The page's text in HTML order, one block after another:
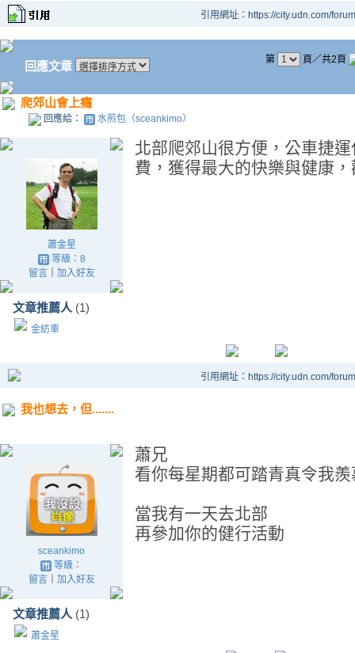
引用網址：https://city.udn.com/
回應文章 第 頁／共2頁
爬郊山會上癮
回應給： 水煎包（sceankimo）
蕭金星
等級：8
留言｜ 加入好友
文章推薦人 (1)
金紡車
北部爬郊山很方便，公車捷
費，獲得最大的快樂與健康
引用網址：https://city.udn.com/
我也想去，但.......
sceankimo
等級：
留言｜ 加入好友
文章推薦人 (1)
蕭金星
蕭兄
看你每星期都可踏青真令我羨
當我有一天去北部
再參加你的健行活動